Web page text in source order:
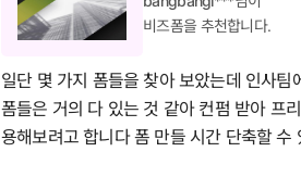
비즈폼을 추천합니다.
일단 몇 가지 폼들을 찾아 보았는데 인사팀
폼들은 거의 다 있는 것 같아 컨펌 받아 프리
용해보려고 합니다 폼 만들 시간 단축할 수